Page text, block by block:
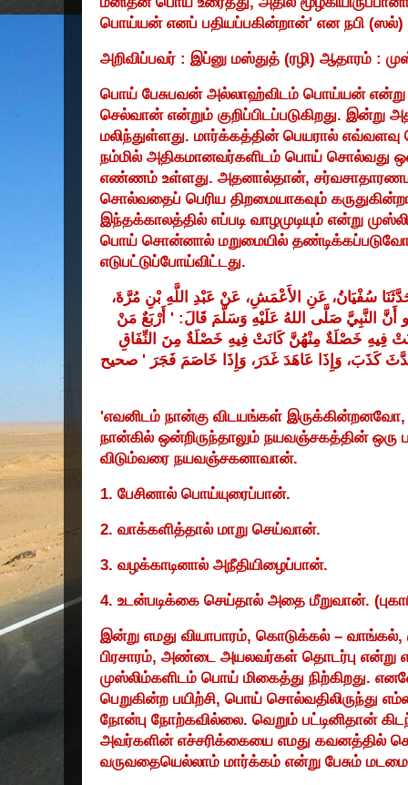
பொய்யன் எனப் பதியப்பகின்றான்' என நபி
அறிவிப்பவர் : இப்னு மஸ்துத் (ரழி) ஆதாரம் :
பொய் பேசுபவன் அல்லாஹ்விடம் பொய்யன் என்று
செல்வான் என்றும் குறிப்பிடப்படுகிறது.
மலிந்துள்ளது. மார்க்கத்தின் பெயரால்
நம்மில் அதிகமானவர்களிடம் பொய் சொல்வது
எண்ணம் உள்ளது. அதனால்தான்,
சொல்வதைப் பெரிய திறமையாகவும்
இந்தக்காலத்தில் எப்படி வாழமுடியும் என்று
பொய் சொன்னால் மறுமையில்
எடுபட்டுப்போய்விட்டது.
سُفْيَانُ، عَنِ الأَعْمَشِ، عَنْ عَبْدِ اللَّهِ بْنِ مُرَّةَ،
أَنَّ النَّبِيَّ صَلَّى اللهُ عَلَيْهِ وَسَلَّمَ قَالَ: ' أَرْبَعٌ مَنْ
فِيهِ خَصْلَةٌ مِنْهُنَّ كَانَتْ فِيهِ خَصْلَةٌ مِنَ النِّفَاقِ
كَذَبَ، وَإِذَا عَاهَدَ غَدَرَ، وَإِذَا خَاصَمَ فَجَرَ ' صحيح
'எவனிடம் நான்கு விடயங்கள் இருக்கின்றனவோ
நான்கில் ஒன்றிருந்தாலும் நயவஞ்சகத்தின்
விடும்வரை நயவஞ்சகனாவான்.
1. பேசினால் பொய்யுரைப்பான்.
2. வாக்களித்தால் மாறு செய்வான்.
3. வழக்காடினால் அநீதியிழைப்பான்.
4. உடன்படிக்கை செய்தால் அதை மீறுவான்.
இன்று எமது வியாபாரம், கொடுக்கல் – வாங்கல்,
பிரசாரம், அண்டை அயலவர்கள் தொடர்பு என்று
முஸ்லிம்களிடம் பொய் மிகைத்து நிற்கிறது.
பெறுகின்ற பயிற்சி, பொய் சொல்வதிலிருந்து
நோன்பு நோற்கவில்லை. வெறும் பட்டினிதான்
அவர்களின் எச்சரிக்கையை எமது கவனத்தில்
வருவதையெல்லாம் மார்க்கம் என்று பேசும்